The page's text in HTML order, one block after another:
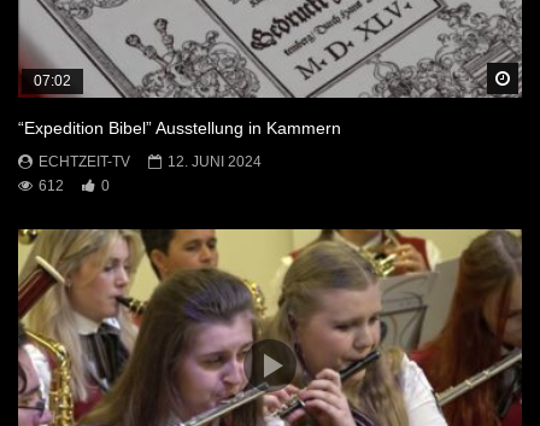
07:02
“Expedition Bibel” Ausstellung in Kammern
ECHTZEIT-TV
12. JUNI 2024
612
0